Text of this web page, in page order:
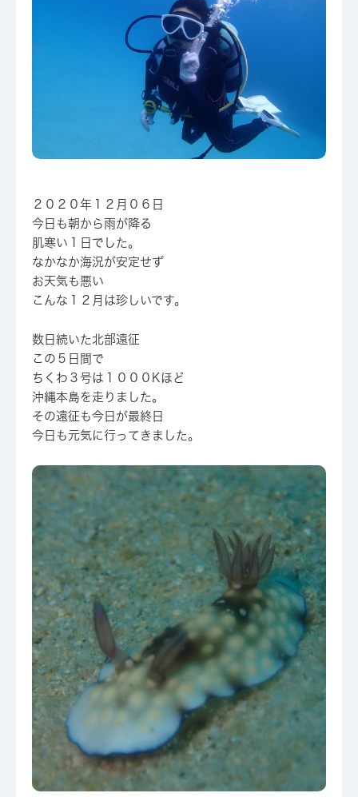
２０２０年１２月０６日
今日も朝から雨が降る
肌寒い１日でした。
なかなか海況が安定せず
お天気も悪い
こんな１２月は珍しいです。
数日続いた北部遠征
この５日間で
ちくわ３号は１０００Kほど
沖縄本島を走りました。
その遠征も今日が最終日
今日も元気に行ってきました。